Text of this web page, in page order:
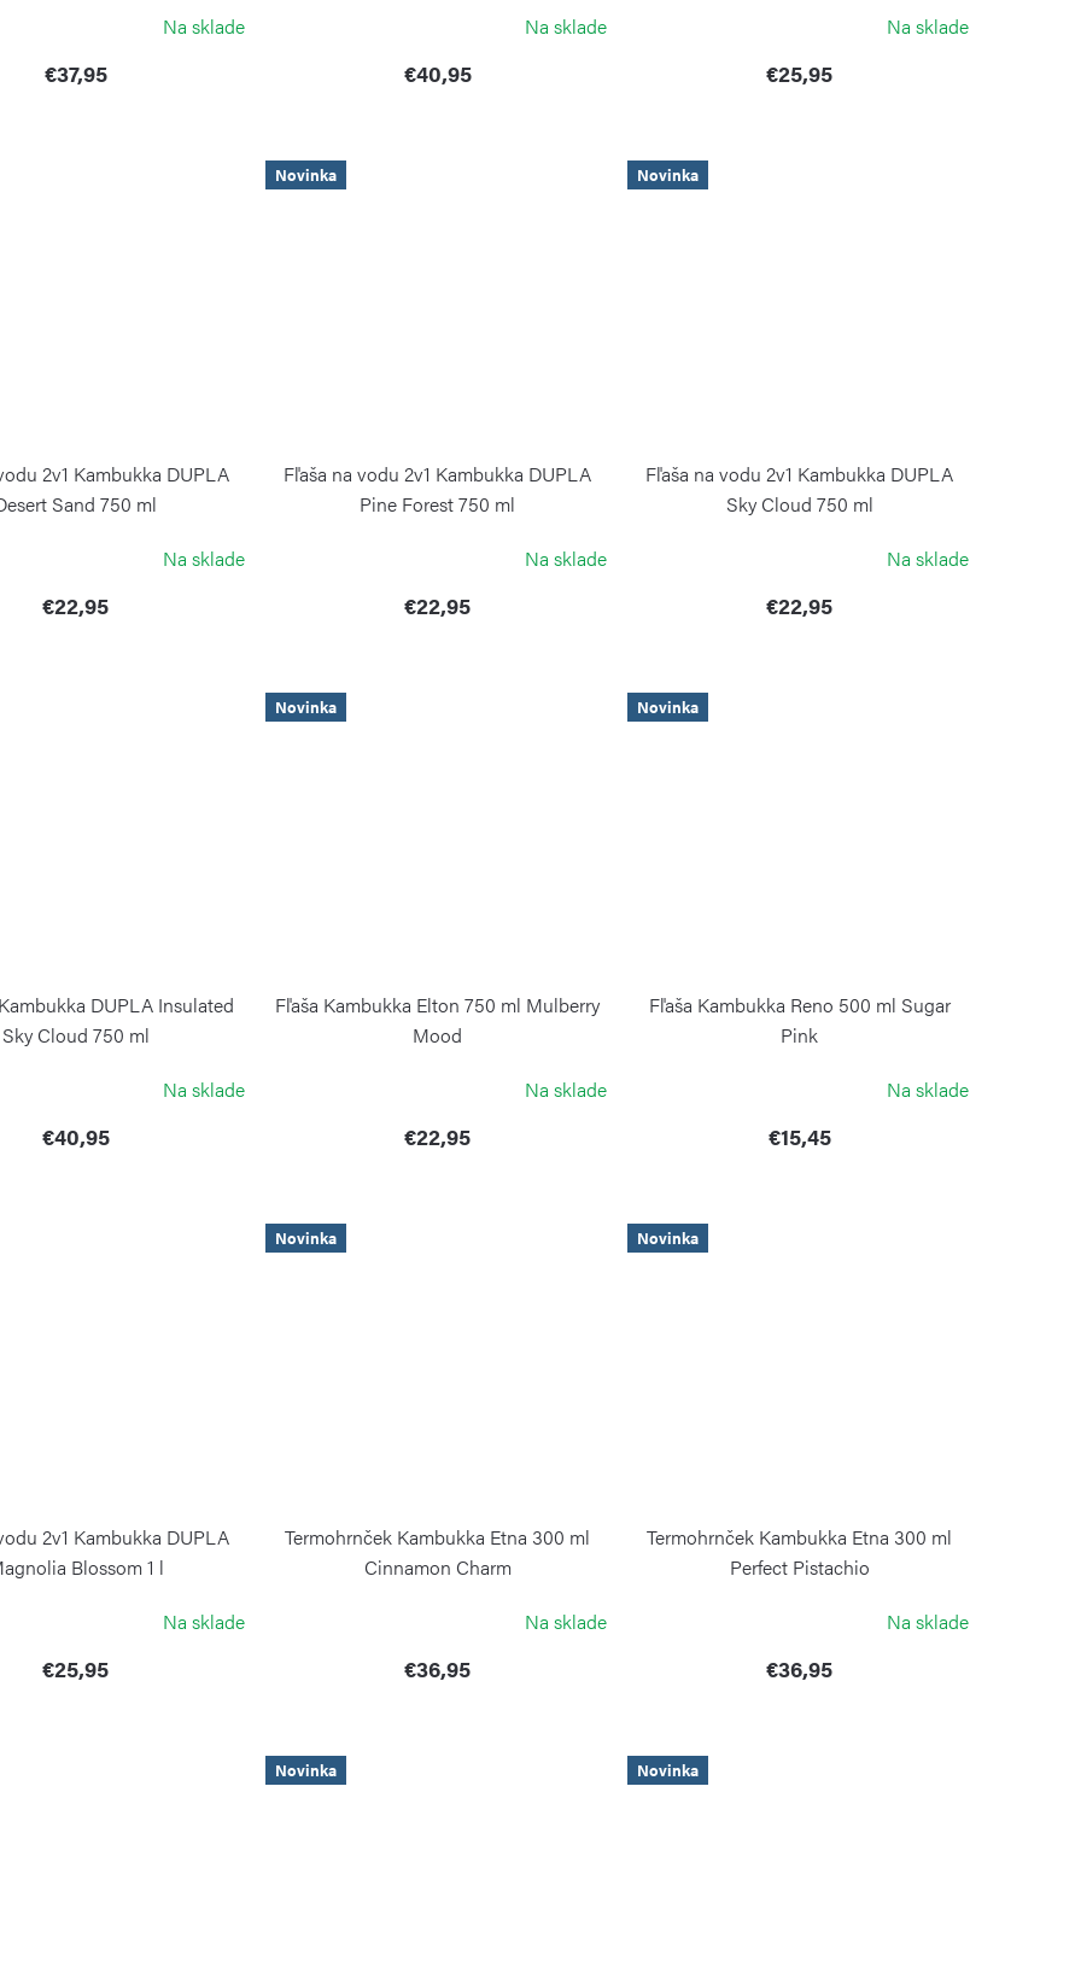
Na sklade
€37,95
Na sklade
€40,95
Na sklade
€25,95
2v1 Kambukka DUPLA
Sand 750 ml
Na sklade
€22,95
Novinka
Fľaša na vodu 2v1 Kambukka DUPLA
Pine Forest 750 ml
Na sklade
€22,95
Novinka
Fľaša na vodu 2v1 Kambukka DUPLA
Sky Cloud 750 ml
Na sklade
€22,95
DUPLA Insulated
Sky Cloud 750 ml
Na sklade
€40,95
Novinka
Fľaša Kambukka Elton 750 ml Mulberry
Mood
Na sklade
€22,95
Novinka
Fľaša Kambukka Reno 500 ml Sugar
Pink
Na sklade
€15,45
2v1 Kambukka DUPLA
Blossom 1 l
Na sklade
€25,95
Novinka
Termohrnček Kambukka Etna 300 ml
Cinnamon Charm
Na sklade
€36,95
Novinka
Termohrnček Kambukka Etna 300 ml
Perfect Pistachio
Na sklade
€36,95
Novinka Novinka